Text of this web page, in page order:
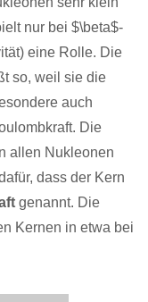
nur bei $\beta$-
eine Rolle. Die
so, weil sie die
auch
Die
allen Nukleonen
dass der Kern
genannt. Die
Kernen in etwa bei